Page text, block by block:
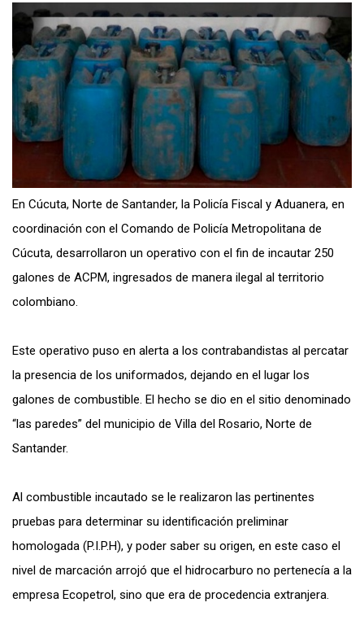
En Cúcuta, Norte de Santander, la Policía Fiscal y Aduanera, en
coordinación con el Comando de Policía Metropolitana de
Cúcuta, desarrollaron un operativo con el fin de incautar 250
galones de ACPM, ingresados de manera ilegal al territorio
colombiano.
Este operativo puso en alerta a los contrabandistas al percatar
la presencia de los uniformados, dejando en el lugar los
galones de combustible. El hecho se dio en el sitio denominado
“las paredes” del municipio de Villa del Rosario, Norte de
Santander.
Al combustible incautado se le realizaron las pertinentes
pruebas para determinar su identificación preliminar
homologada (P.I.P.H), y poder saber su origen, en este caso el
nivel de marcación arrojó que el hidrocarburo no pertenecía a la
empresa Ecopetrol, sino que era de procedencia extranjera.